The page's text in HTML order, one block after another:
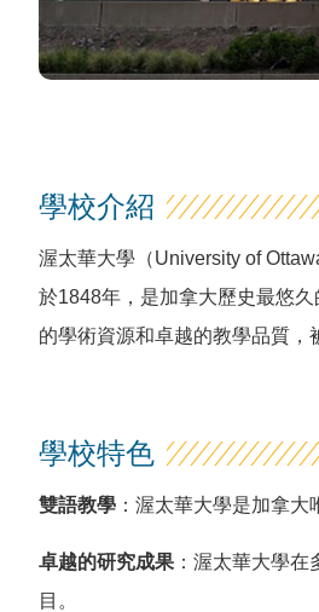
學校介紹
渥太華大學（University of
於1848年，是加拿大歷史最悠
的學術資源和卓越的教學品質，
學校特色
雙語教學 ：渥太華大學是加拿
卓越的研究成果 ：渥太華大學
目。